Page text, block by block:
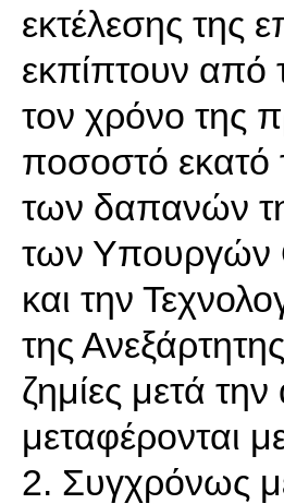
εκτέλεσης της
εκπίπτουν από
τον χρόνο της
ποσοστό εκατό
των δαπανών
των Υπουργών
και την
της
ζημίες μετά
μεταφέρονται
2. Συγχρόνως